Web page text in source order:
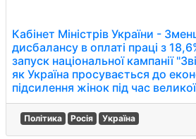
Кабінет Міністрів України -
дисбалансу в оплаті праці з
запуск національної кампанії
як Україна просувається до
підсилення жінок під час
Політика Росія Україна